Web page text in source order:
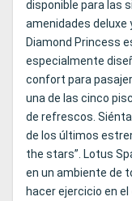
disponible para las
amenidades deluxe
Diamond Princess
especialmente
confort para
una de las cinco
de refrescos.
de los últimos
the stars”. Lotus
en un ambiente de
hacer ejercicio en el